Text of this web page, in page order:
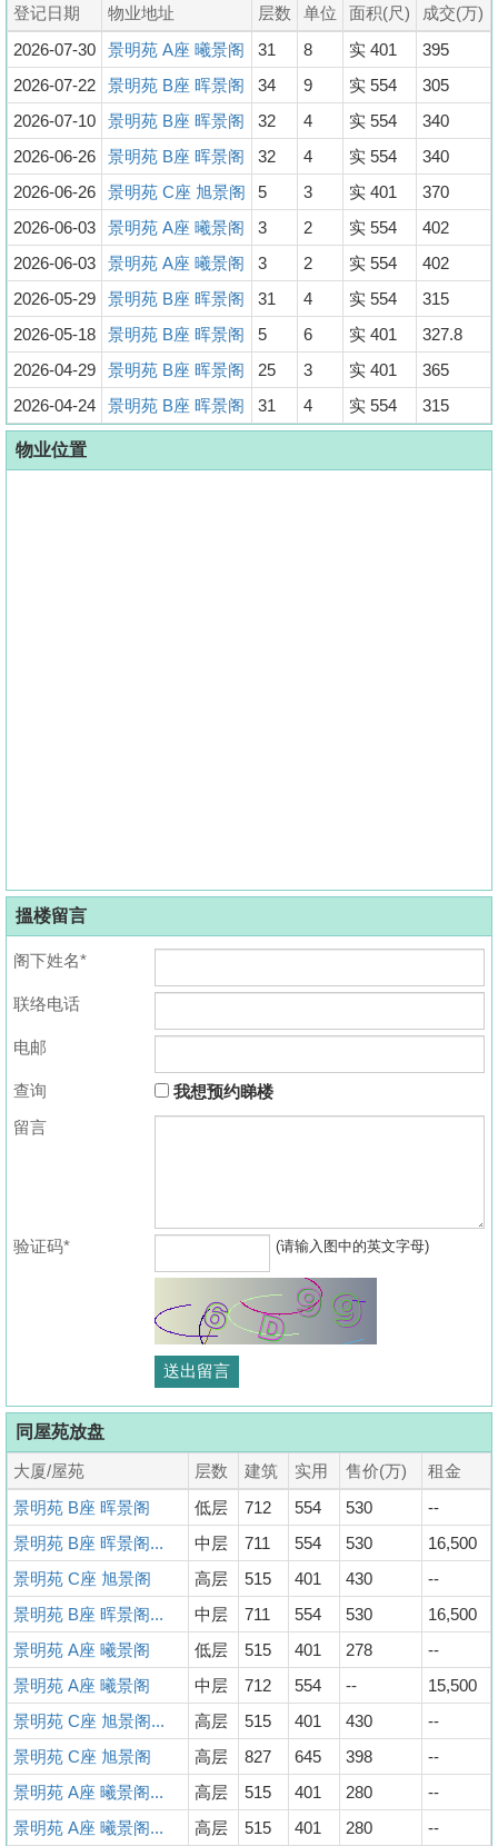
登记日期 物业地址 层数 单位 面积(尺)
成交(万)
2026-07-30
景明苑 A座 曦景阁 31 8 实 401
395
2026-07-22
景明苑 B座 晖景阁 34 9 实 554
305
2026-07-10
景明苑 B座 晖景阁 32 4 实 554
340
2026-06-26
景明苑 B座 晖景阁 32 4 实 554
340
2026-06-26
景明苑 C座 旭景阁 5 3 实 401
370
2026-06-03
景明苑 A座 曦景阁 3 2 实 554
402
2026-06-03
景明苑 A座 曦景阁 3 2 实 554
402
2026-05-29
景明苑 B座 晖景阁 31 4 实 554
315
2026-05-18
景明苑 B座 晖景阁 5 6 实 401
327.8
2026-04-29
景明苑 B座 晖景阁 25 3 实 401
365
2026-04-24
景明苑 B座 晖景阁 31 4 实 554 315
物业位置
搵楼留言
阁下姓名*
联络电话
电邮
查询
我想预约睇楼
留言
验证码* (请输入图中的英文字母)
同屋苑放盘
大厦/屋苑 层数 建筑 实用 售价(万)
租金
景明苑 B座 晖景阁
低层 712 554 530
--
景明苑 B座 晖景阁...
中层 711 554 530
16,500
景明苑 C座 旭景阁
高层 515 401 430
--
景明苑 B座 晖景阁...
中层 711 554 530
16,500
景明苑 A座 曦景阁
低层 515 401 278
--
景明苑 A座 曦景阁
中层 712 554 --
15,500
景明苑 C座 旭景阁...
高层 515 401 430
--
景明苑 C座 旭景阁
高层 827 645 398
--
景明苑 A座 曦景阁...
高层 515 401 280
--
景明苑 A座 曦景阁...
高层 515 401 280 --